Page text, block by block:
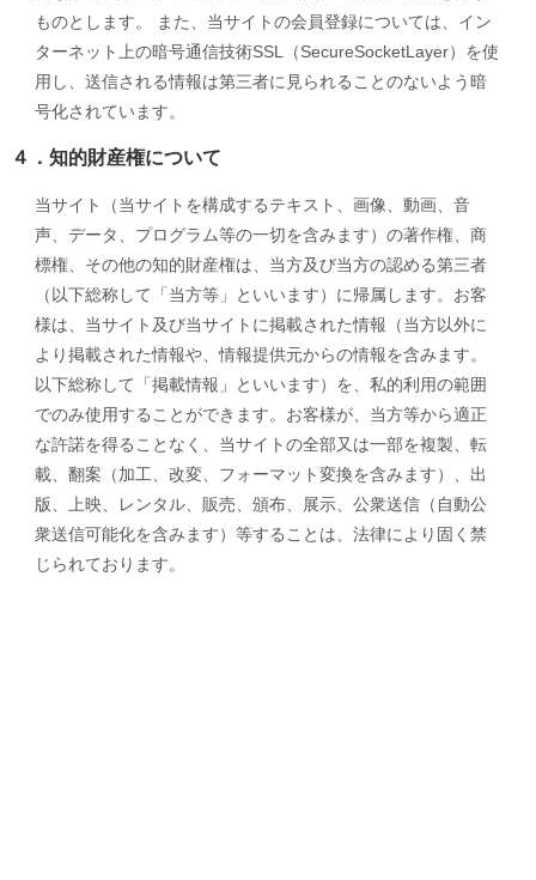
ものとします。 また、当サイトの会員登録については、イン
ターネット上の暗号通信技術SSL（SecureSocketLayer）を使
用し、送信される情報は第三者に見られることのないよう暗
号化されています。
４．知的財産権について
当サイト（当サイトを構成するテキスト、画像、動画、音
声、データ、プログラム等の一切を含みます）の著作権、商
標権、その他の知的財産権は、当方及び当方の認める第三者
（以下総称して「当方等」といいます）に帰属します。お客
様は、当サイト及び当サイトに掲載された情報（当方以外に
より掲載された情報や、情報提供元からの情報を含みます。
以下総称して「掲載情報」といいます）を、私的利用の範囲
でのみ使用することができます。お客様が、当方等から適正
な許諾を得ることなく、当サイトの全部又は一部を複製、転
載、翻案（加工、改変、フォーマット変換を含みます）、出
版、上映、レンタル、販売、頒布、展示、公衆送信（自動公
衆送信可能化を含みます）等することは、法律により固く禁
じられております。